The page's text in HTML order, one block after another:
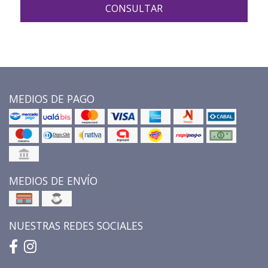
CONSULTAR
MEDIOS DE PAGO
MEDIOS DE ENVÍO
NUESTRAS REDES SOCIALES